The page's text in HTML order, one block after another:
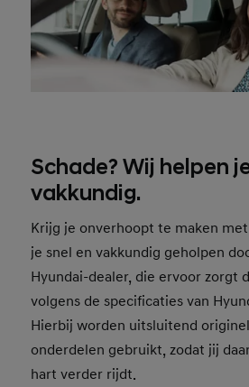
Schade? Wij helpen
vakkundig.
Krijg je onverhoopt te maken met
je snel en vakkundig geholpen
Hyundai-dealer, die ervoor zorgt
volgens de specificaties van
Hierbij worden uitsluitend
onderdelen gebruikt, zodat jij
hart verder rijdt.